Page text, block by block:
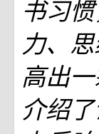
书习
力、
高出
介绍